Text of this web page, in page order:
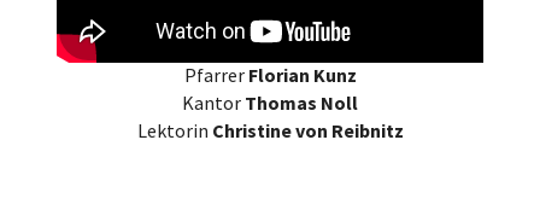
Pfarrer Florian Kunz
Kantor Thomas Noll
Lektorin Christine von Reibnitz